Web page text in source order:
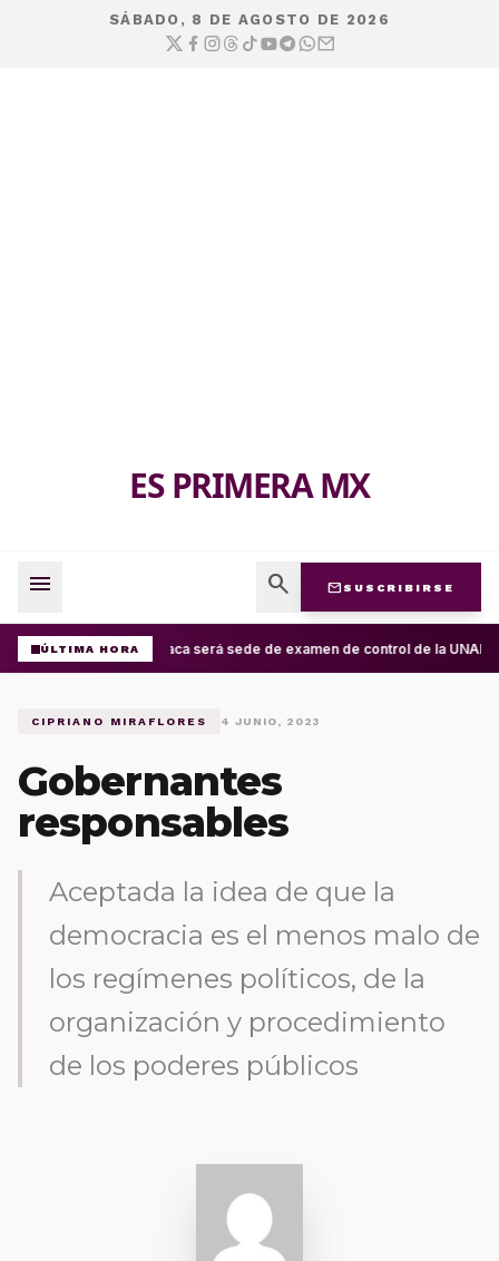
SÁBADO, 8 DE AGOSTO DE 2026
ES PRIMERA MX
menu search mail SUSCRIBIRSE
ÚLTIMA HORAOaxaca será sede de examen de control de la
CIPRIANO MIRAFLORES 4 JUNIO, 2023
Gobernantes
responsables
Aceptada la idea de que la
democracia es el menos malo de
los regímenes políticos, de la
organización y procedimiento
de los poderes públicos